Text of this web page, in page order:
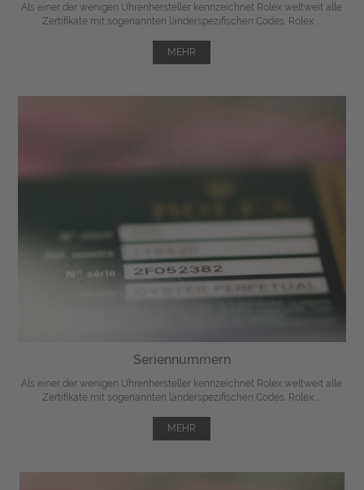
Als einer der wenigen Uhrenhersteller kennzeichnet Rolex weltweit alle
Zertifikate mit sogenannten länderspezifischen Codes. Rolex ...
MEHR
Seriennummern
Als einer der wenigen Uhrenhersteller kennzeichnet Rolex weltweit alle
Zertifikate mit sogenannten länderspezifischen Codes. Rolex ...
MEHR